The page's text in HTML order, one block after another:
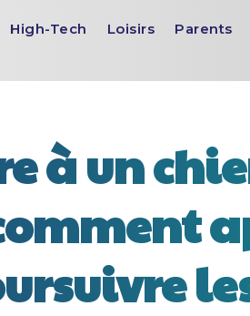
High-Tech Loisirs Parents
à un